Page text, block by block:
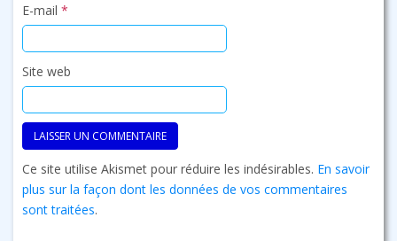
E-mail *
Site web
Ce site utilise Akismet pour réduire les indésirables. En savoir
plus sur la façon dont les données de vos commentaires
sont traitées.